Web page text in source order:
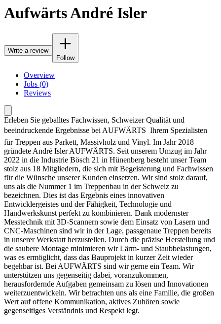
Aufwärts André Isler
Write a review
Follow
Overview
Jobs (0)
Reviews
Erleben Sie geballtes Fachwissen, Schweizer Qualität und
beeindruckende Ergebnisse bei AUFWÄRTS  Ihrem Spezialisten
für Treppen aus Parkett, Massivholz und Vinyl. Im Jahr 2018
gründete André Isler AUFWÄRTS. Seit unserem Umzug im Jahr
2022 in die Industrie Bösch 21 in Hünenberg besteht unser Team
stolz aus 18 Mitgliedern, die sich mit Begeisterung und Fachwissen
für die Wünsche unserer Kunden einsetzen. Wir sind stolz darauf,
uns als die Nummer 1 im Treppenbau in der Schweiz zu
bezeichnen. Dies ist das Ergebnis eines innovativen
Entwicklergeistes und der Fähigkeit, Technologie und
Handwerkskunst perfekt zu kombinieren. Dank modernster
Messtechnik mit 3D-Scannern sowie dem Einsatz von Lasern und
CNC-Maschinen sind wir in der Lage, passgenaue Treppen bereits
in unserer Werkstatt herzustellen. Durch die präzise Herstellung und
die saubere Montage minimieren wir Lärm- und Staubbelastungen,
was es ermöglicht, dass das Bauprojekt in kurzer Zeit wieder
begehbar ist. Bei AUFWÄRTS sind wir gerne ein Team. Wir
unterstützen uns gegenseitig dabei, voranzukommen,
herausfordernde Aufgaben gemeinsam zu lösen und Innovationen
weiterzuentwickeln. Wir betrachten uns als eine Familie, die großen
Wert auf offene Kommunikation, aktives Zuhören sowie
gegenseitiges Verständnis und Respekt legt.